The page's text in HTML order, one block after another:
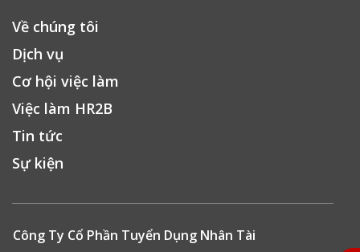
Về chúng tôi
Dịch vụ
Cơ hội việc làm
Việc làm HR2B
Tin tức
Sự kiện
Công Ty Cổ Phần Tuyển Dụng Nhân Tài